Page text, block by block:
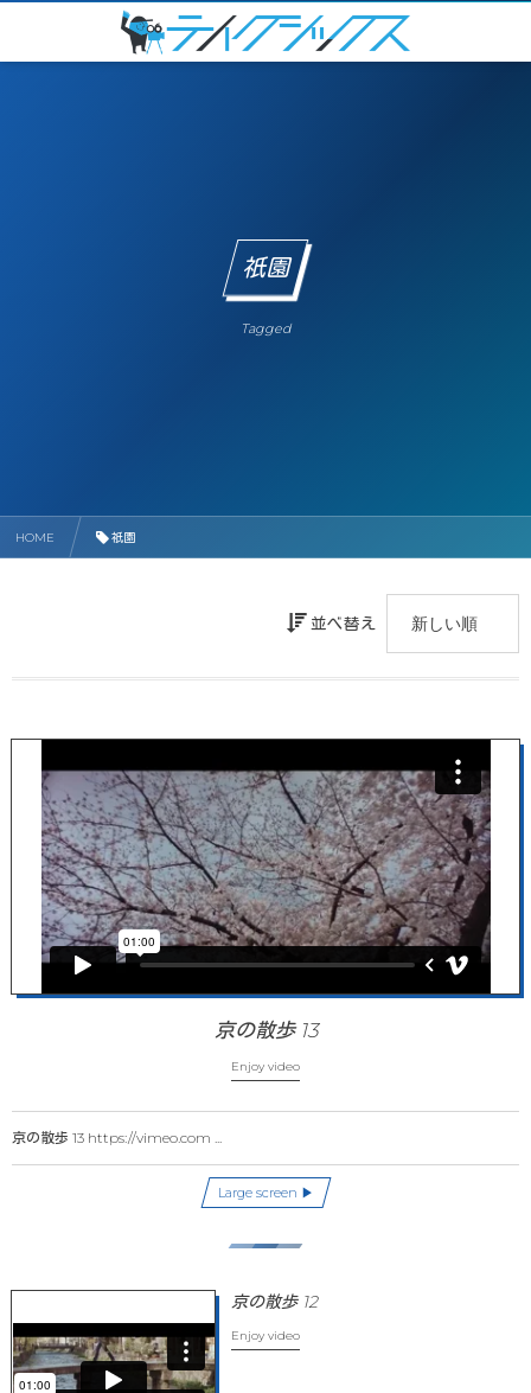
祇園
Tagged
HOME 祇園
並べ替え
京の散歩 13
Enjoy video
京の散歩 13 https://vimeo.com ...
Large screen ▶
京の散歩 12
Enjoy video